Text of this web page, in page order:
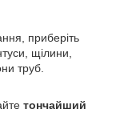
приберіть
щілини,
труб.
тончайший